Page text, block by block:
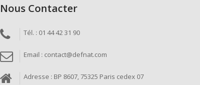
Nous Contacter
Tél. : 01 44 42 31 90
Email : contact@defnat.com
Adresse : BP 8607, 75325 Paris cedex 07